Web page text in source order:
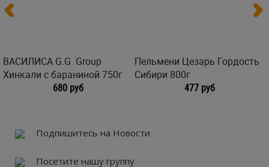
ВАСИЛИСА G.G. Group
Хинкали с бараниной 750г
680 руб
Пельмени Цезарь Гордость
Сибири 800г
477 руб
Подпишитесь на Новости
Посетите нашу группу